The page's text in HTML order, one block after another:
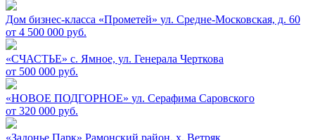
Дом бизнес-класса «Прометей» ул. Средне-Московская, д. 60
от 4 500 000 руб.
«СЧАСТЬЕ» c. Ямное, ул. Генерала Черткова
от 500 000 руб.
«НОВОЕ ПОДГОРНОЕ» ул. Серафима Саровского
от 320 000 руб.
«Задонье Парк» Рамонский район, х. Ветряк